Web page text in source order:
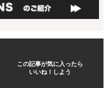
この記事が気に入ったら
いいね！しよう